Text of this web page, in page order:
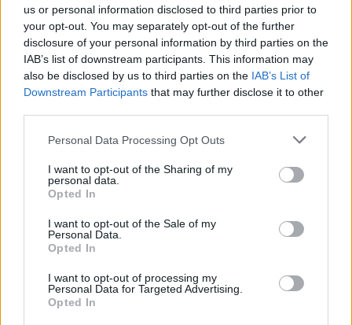
us or personal information disclosed to third parties prior to
your opt-out. You may separately opt-out of the further
disclosure of your personal information by third parties on the
IAB’s list of downstream participants. This information may
also be disclosed by us to third parties on the IAB’s List of
Downstream Participants that may further disclose it to other
Personal Data Processing Opt Outs
I want to opt-out of the Sharing of my
personal data.
Opted In
I want to opt-out of the Sale of my
Personal Data.
Opted In
I want to opt-out of processing my
Personal Data for Targeted Advertising.
Opted In
Av Ricard A R Nilsson 2026-06-29
Kriminalvårdschefen för häktet i Göteborg
åtalas för grov rattfylla, rapporterar
Göteborgs-Posten.
Börja prenumerera för att läsa detta innehåll.
Remember Me